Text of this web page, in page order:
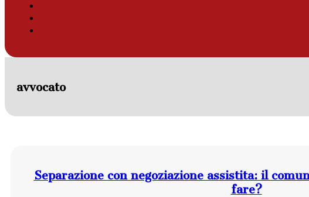
avvocato
Separazione con negoziazione assistita: il
fare?